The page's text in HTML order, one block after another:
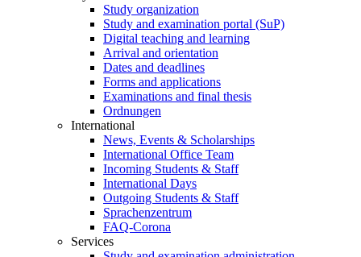
Study organization
Study and examination portal (SuP)
Digital teaching and learning
Arrival and orientation
Dates and deadlines
Forms and applications
Examinations and final thesis
Ordnungen
International
News, Events & Scholarships
International Office Team
Incoming Students & Staff
International Days
Outgoing Students & Staff
Sprachenzentrum
FAQ-Corona
Services